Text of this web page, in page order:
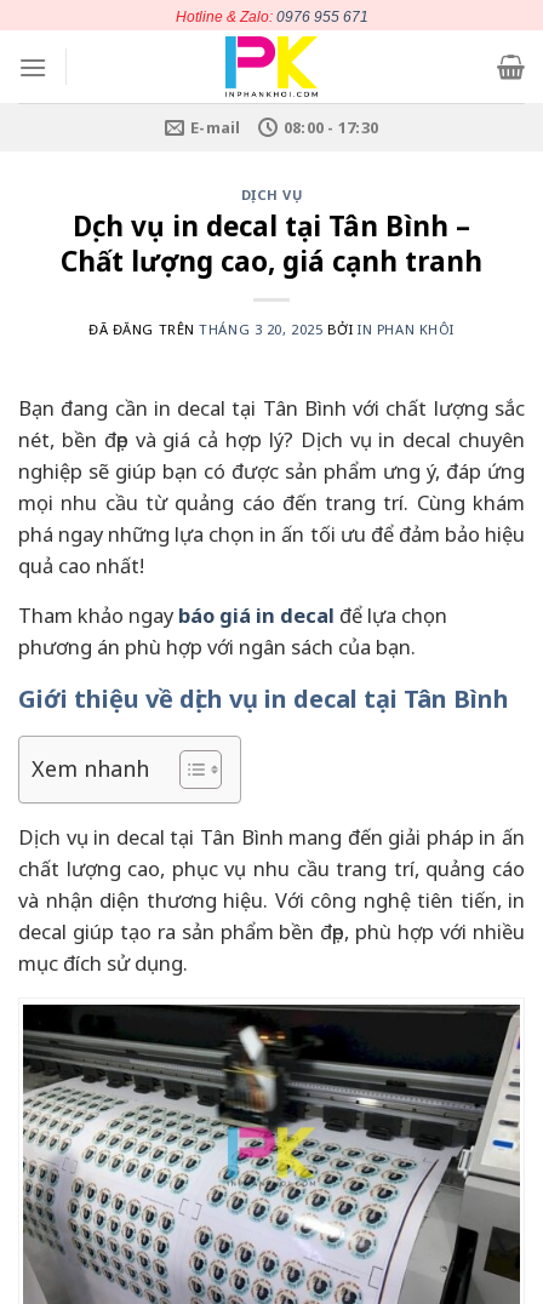
nội
dung
Hotline & Zalo: 0976 955 671
E-mail 08:00 - 17:30
DỊCH VỤ
Dịch vụ in decal tại Tân Bình –
Chất lượng cao, giá cạnh tranh
ĐÃ ĐĂNG TRÊNTHÁNG 3 20, 2025 BỞIIN PHAN KHÔI
Bạn đang cần in decal tại Tân Bình với chất lượng sắc
nét, bền đẹp và giá cả hợp lý? Dịch vụ in decal chuyên
nghiệp sẽ giúp bạn có được sản phẩm ưng ý, đáp ứng
mọi nhu cầu từ quảng cáo đến trang trí. Cùng khám
phá ngay những lựa chọn in ấn tối ưu để đảm bảo hiệu
quả cao nhất!
Tham khảo ngay báo giá in decal để lựa chọn
phương án phù hợp với ngân sách của bạn.
Giới thiệu về dịch vụ in decal tại Tân Bình
Xem nhanh
Dịch vụ in decal tại Tân Bình mang đến giải pháp in ấn
chất lượng cao, phục vụ nhu cầu trang trí, quảng cáo
và nhận diện thương hiệu. Với công nghệ tiên tiến, in
decal giúp tạo ra sản phẩm bền đẹp, phù hợp với nhiều
mục đích sử dụng.